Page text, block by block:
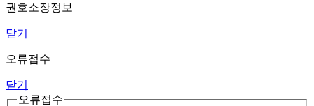
권호소장정보
닫기
오류접수
닫기
오류접수